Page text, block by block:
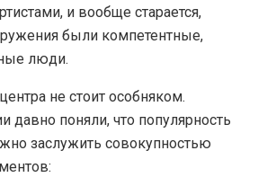
и вообще старается,
были компетентные,
люди.
не стоит особняком.
поняли, что популярность
заслужить совокупностью